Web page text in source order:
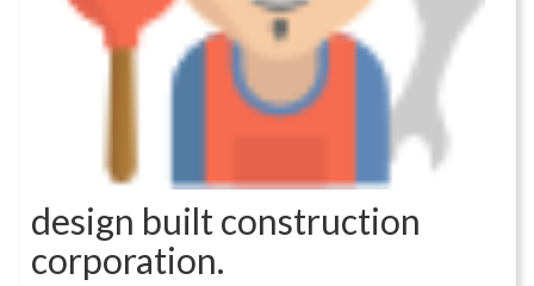
design built construction
corporation.